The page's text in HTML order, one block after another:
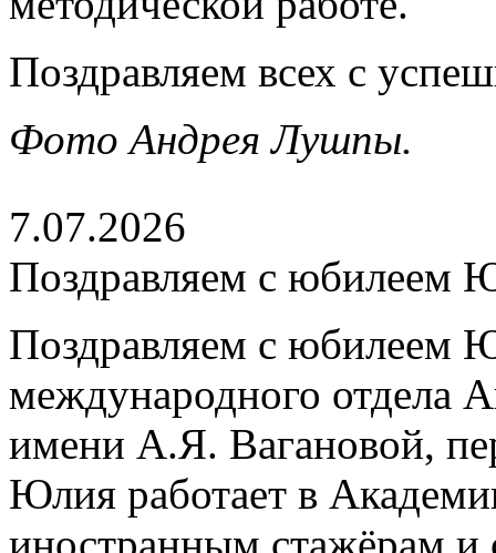
Поздравляем всех с
Фото Андрея Лушпы.
7.07.2026
Поздравляем с юбилеем
Поздравляем с юбилеем
международного отдела
имени А.Я. Вагановой,
Юлия работает в